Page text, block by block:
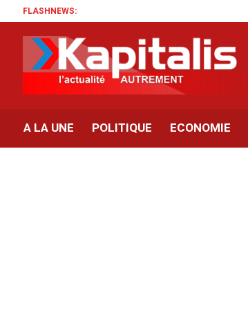
FLASHNEWS:
A LA UNE POLITIQUE ECONOMIE